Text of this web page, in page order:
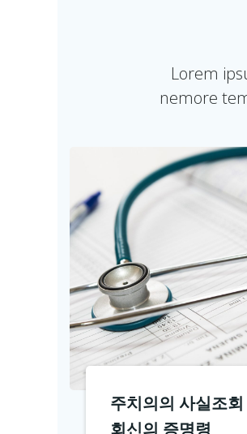
Lorem
nemore
주치의의 사실조회
회신의 증명령